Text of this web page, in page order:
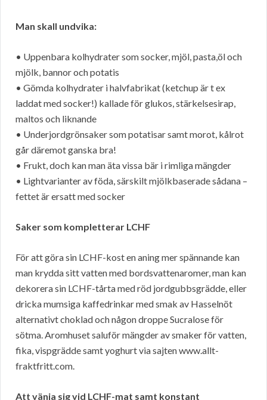
Man skall undvika:
• Uppenbara kolhydrater som socker, mjöl, pasta,öl och
mjölk, bannor och potatis
• Gömda kolhydrater i halvfabrikat (ketchup är t ex
laddat med socker!) kallade för glukos, stärkelsesirap,
maltos och liknande
• Underjordgrönsaker som potatisar samt morot, kålrot
går däremot ganska bra!
• Frukt, doch kan man äta vissa bär i rimliga mängder
• Lightvarianter av föda, särskilt mjölkbaserade sådana –
fettet är ersatt med socker
Saker som kompletterar LCHF
För att göra sin LCHF-kost en aning mer spännande kan
man krydda sitt vatten med bordsvattenaromer, man kan
dekorera sin LCHF-tårta med röd jordgubbsgrädde, eller
dricka mumsiga kaffedrinkar med smak av Hasselnöt
alternativt choklad och någon droppe Sucralose för
sötma. Aromhuset saluför mängder av smaker för vatten,
fika, vispgrädde samt yoghurt via sajten www.allt-
fraktfritt.com.
Att vänja sig vid LCHF-mat samt konstant